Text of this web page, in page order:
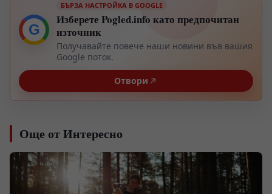
G
БЪРЗА НАСТРОЙКА В GOOGLE
Изберете Pogled.info като предпочитан
източник
Получавайте повече наши новини във вашия
Google поток.
Отвори
Още от Интересно